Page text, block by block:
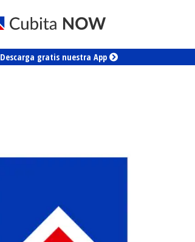
Descarga gratis nuestra App